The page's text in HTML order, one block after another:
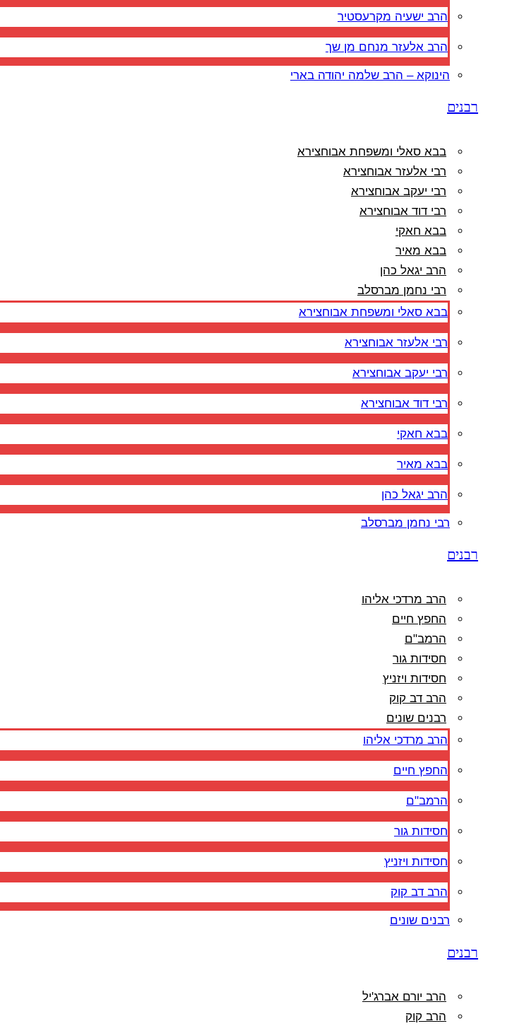
הרב ישעיה מקרעסטיר
הרב אלעזר מנחם מן שך
הינוקא – הרב שלמה יהודה בארי
רבנים
בבא סאלי ומשפחת אבוחצירא
רבי אלעזר אבוחצירא
רבי יעקב אבוחצירא
רבי דוד אבוחצירא
בבא חאקי
בבא מאיר
הרב יגאל כהן
רבי נחמן מברסלב
בבא סאלי ומשפחת אבוחצירא
רבי אלעזר אבוחצירא
רבי יעקב אבוחצירא
רבי דוד אבוחצירא
בבא חאקי
בבא מאיר
הרב יגאל כהן
רבי נחמן מברסלב
רבנים
הרב מרדכי אליהו
החפץ חיים
הרמב"ם
חסידות גור
חסידות ויזניץ
הרב דב קוק
רבנים שונים
הרב מרדכי אליהו
החפץ חיים
הרמב"ם
חסידות גור
חסידות ויזניץ
הרב דב קוק
רבנים שונים
רבנים
הרב יורם אברג'יל
הרב קוק